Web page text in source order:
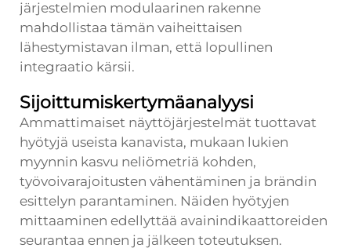
järjestelmien modulaarinen rakenne
mahdollistaa tämän vaiheittaisen
lähestymistavan ilman, että lopullinen
integraatio kärsii.
Sijoittumiskertymäanalyysi
Ammattimaiset näyttöjärjestelmät tuottavat
hyötyjä useista kanavista, mukaan lukien
myynnin kasvu neliömetriä kohden,
työvoivarajoitusten vähentäminen ja brändin
esittelyn parantaminen. Näiden hyötyjen
mittaaminen edellyttää avainindikaattoreiden
seurantaa ennen ja jälkeen toteutuksen.